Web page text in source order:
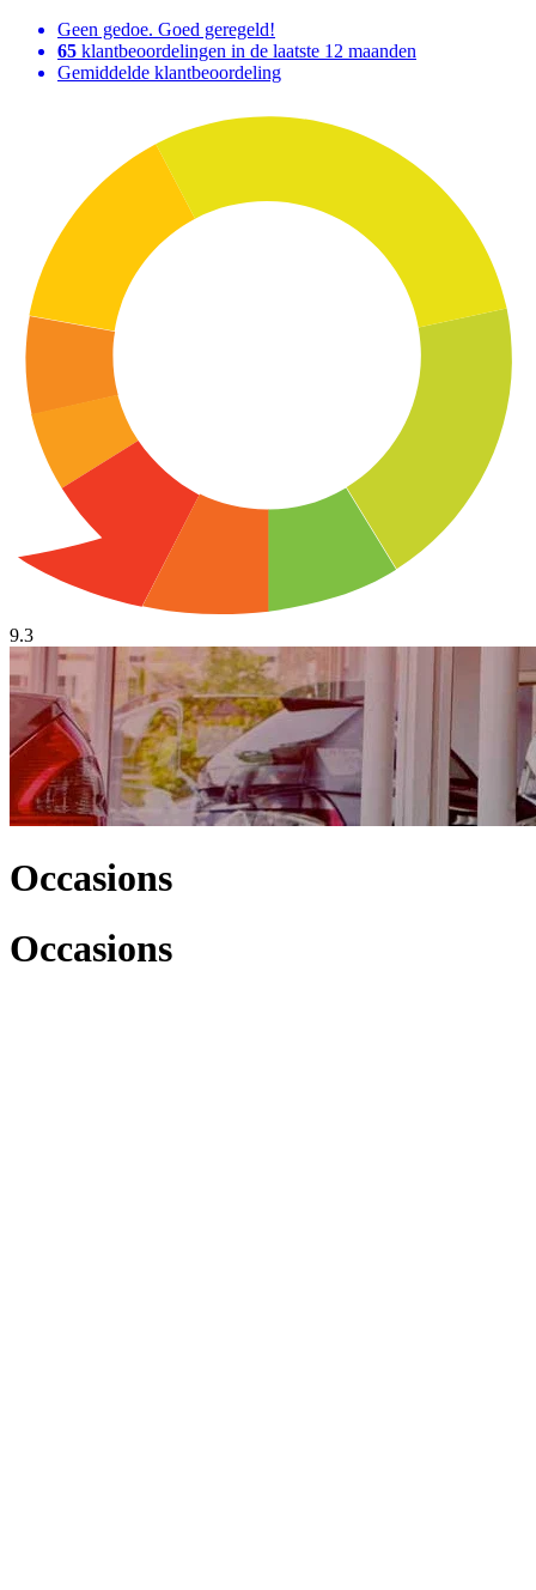
Geen gedoe. Goed geregeld!
65 klantbeoordelingen in de laatste 12 maanden
Gemiddelde klantbeoordeling
9.3
Occasions
Occasions